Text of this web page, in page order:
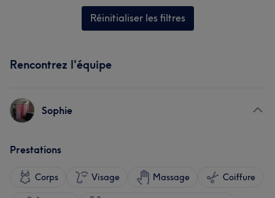
Réinitialiser les filtres
Rencontrez l'équipe
Sophie
Prestations
Corps Visage Massage Coiffure